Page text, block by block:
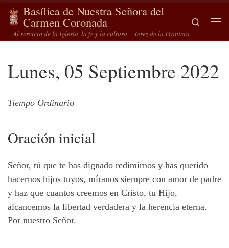
Saltar al contenido
Basílica de Nuestra Señora del
Carmen Coronada
– Al servicio de la Iglesia, la fe y la cultura – Jerez de la Frontera
Search
Lunes, 05 Septiembre 2022
Tiempo Ordinario
Oración inicial
Señor, tú que te has dignado redimirnos y has querido
hacernos hijos tuyos, míranos siempre con amor de padre
y haz que cuantos creemos en Cristo, tu Hijo,
alcancemos la libertad verdadera y la herencia eterna.
Por nuestro Señor.